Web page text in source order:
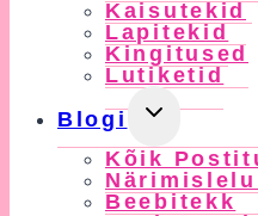
Kaisutekid
Lapitekid
Kingitused
Lutiketid
Blogi
Toggle
Menu
Kõik
Beebitekk